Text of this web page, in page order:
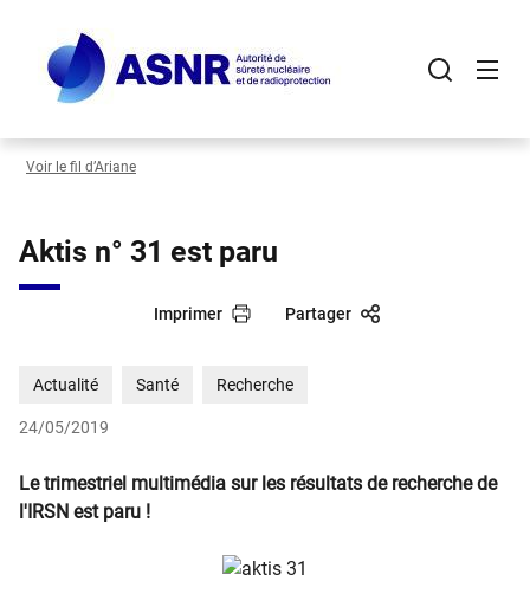
contenu
principal
Voir le fil d’Ariane
Aktis n° 31 est paru
Imprimer Partager
Actualité Santé Recherche
24/05/2019
Le trimestriel multimédia sur les résultats de recherche de
l'IRSN est paru !